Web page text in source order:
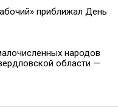
приближал День
народов
области —